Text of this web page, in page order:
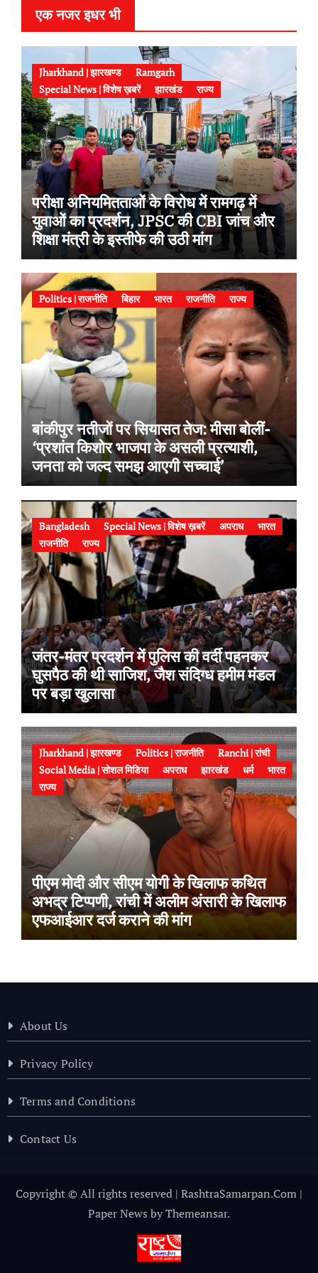
एक नजर इधर भी
Jharkhand | झारखण्ड
Ramgarh
Special News | विशेष ख़बरें
झारखंड राज्य
परीक्षा अनियमितताओं के विरोध में रामगढ़ में
युवाओं का प्रदर्शन, JPSC की CBI जांच और
शिक्षा मंत्री के इस्तीफे की उठी मांग
Politics | राजनीति बिहार भारत राजनीति राज्य
बांकीपुर नतीजों पर सियासत तेज: मीसा बोलीं-
‘प्रशांत किशोर भाजपा के असली प्रत्याशी,
जनता को जल्द समझ आएगी सच्चाई’
Bangladesh Special News | विशेष ख़बरें अपराध
भारत
राजनीति
राज्य
जंतर-मंतर प्रदर्शन में पुलिस की वर्दी पहनकर
घुसपैठ की थी साजिश, जैश संदिग्ध हमीम मंडल
पर बड़ा खुलासा
Jharkhand | झारखण्ड Politics | राजनीति
Ranchi | रांची
Social Media | सोशल मिडिया
अपराध झारखंड धर्म
भारत
राज्य
पीएम मोदी और सीएम योगी के खिलाफ कथित
अभद्र टिप्पणी, रांची में अलीम अंसारी के खिलाफ
एफआईआर दर्ज कराने की मांग
About Us
Privacy Policy
Terms and Conditions
Contact Us
Copyright © All rights reserved | RashtraSamarpan.Com |
Paper News byThemeansar.